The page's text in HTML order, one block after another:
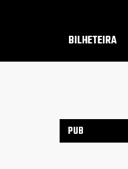
BILHETEIRA
PUB